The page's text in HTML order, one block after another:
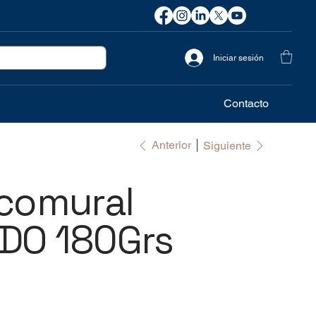
Iniciar sesión
Contacto
Anterior Siguiente
180Grs